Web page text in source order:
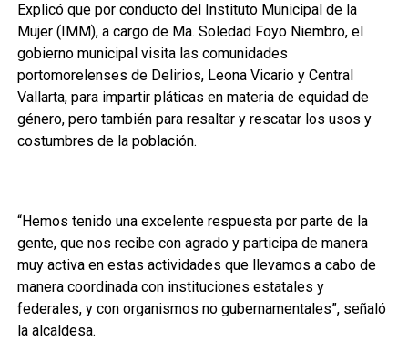
Explicó que por conducto del Instituto Municipal de la
Mujer (IMM), a cargo de Ma. Soledad Foyo Niembro, el
gobierno municipal visita las comunidades
portomorelenses de Delirios, Leona Vicario y Central
Vallarta, para impartir pláticas en materia de equidad de
género, pero también para resaltar y rescatar los usos y
costumbres de la población.
“Hemos tenido una excelente respuesta por parte de la
gente, que nos recibe con agrado y participa de manera
muy activa en estas actividades que llevamos a cabo de
manera coordinada con instituciones estatales y
federales, y con organismos no gubernamentales”, señaló
la alcaldesa.